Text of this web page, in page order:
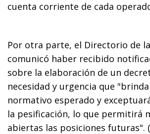
cuenta corriente de cada
Por otra parte, el Directorio de
comunicó haber recibido
sobre la elaboración de un
necesidad y urgencia que
normativo esperado y
la pesificación, lo que permitirá
abiertas las posiciones futuras".